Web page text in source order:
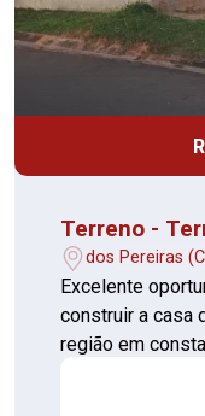
Terreno -
dos Pereiras
Excelente
construir a casa
região em
para construir.